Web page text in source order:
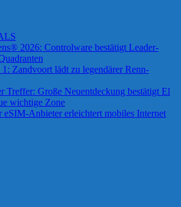
2026: Controlware bestätigt Leader-
Zandvoort lädt zu legendärer Renn-
Treffer: Große Neuentdeckung bestätigt El
wichtige Zone
eSIM-Anbieter erleichtert mobiles Internet